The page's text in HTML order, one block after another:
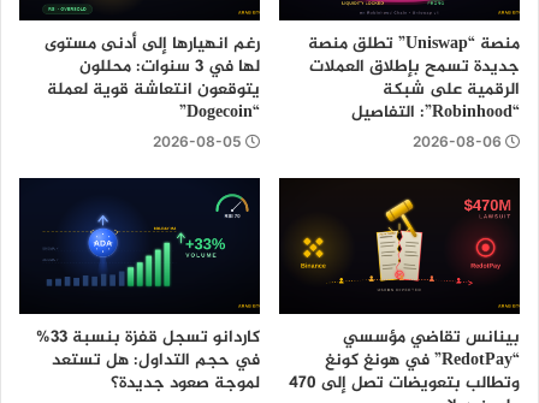
منصة “Uniswap” تطلق منصة
جديدة تسمح بإطلاق العملات
الرقمية على شبكة
“Robinhood”: التفاصيل
2026-08-06
رغم انهيارها إلى أدنى مستوى
لها في 3 سنوات: محللون
يتوقعون انتعاشة قوية لعملة
“Dogecoin”
2026-08-05
بينانس تقاضي مؤسسي
“RedotPay” في هونغ كونغ
وتطالب بتعويضات تصل إلى 470
كاردانو تسجل قفزة بنسبة 33%
في حجم التداول: هل تستعد
لموجة صعود جديدة؟